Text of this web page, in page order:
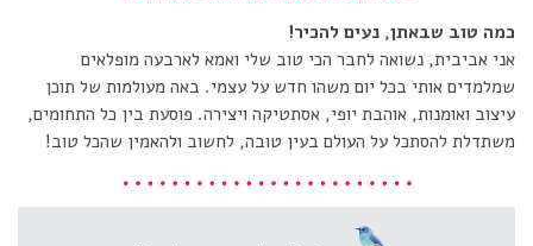
כמה טוב שבאתן, נעים להכיר!
אני אביבית, נשואה לחבר הכי טוב שלי ואמא לארבעה מופלאים
שמלמדים אותי בכל יום משהו חדש על עצמי. באה מעולמות של תוכן
עיצוב ואומנות, אוהבת יופי, אסתטיקה ויצירה. פוסעת בין כל התחומים,
משתדלת להסתכל על העולם בעין טובה, לחשוב ולהאמין שהכל טוב!